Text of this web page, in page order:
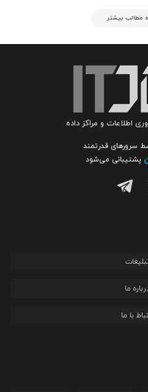
مطالب بیشتر
اطلاعات و مراکز داده
سرورهای قدرتمند
پشتیبانی می‌شود
ما
با ما